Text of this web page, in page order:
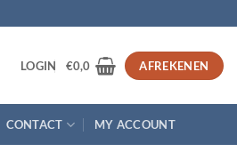
LOGIN €0,0 AFREKENEN
CONTACT MY ACCOUNT